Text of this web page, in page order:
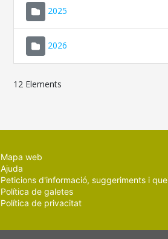
2025
2026
12 Elements
Mapa web
Ajuda
Peticions d'informació, suggeriments i
Política de galetes
Política de privacitat